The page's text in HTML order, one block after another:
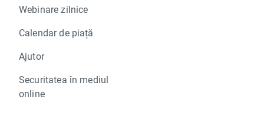
Webinare zilnice
Calendar de piață
Ajutor
Securitatea în mediul
online